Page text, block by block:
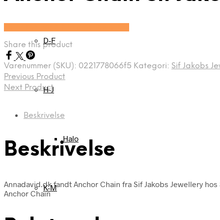
D-F
H-J
Halo
K-M
Share this product
Varenummer (SKU): 0221778066f5 Kategori: Sif Jakobs
Previous Product
Next Product
Beskrivelse
Beskrivelse
Annadavid.dk fandt Anchor Chain fra Sif Jakobs Jewellery hos
Anchor Chain